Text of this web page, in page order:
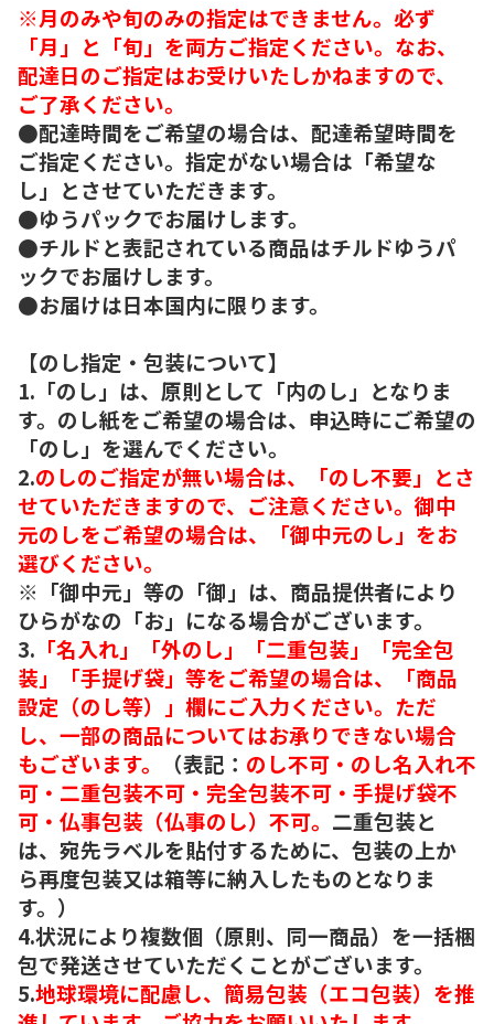
※月のみや旬のみの指定はできません。必ず
「月」と「旬」を両方ご指定ください。なお、
配達日のご指定はお受けいたしかねますので、
ご了承ください。
●配達時間をご希望の場合は、配達希望時間を
ご指定ください。指定がない場合は「希望な
し」とさせていただきます。
●ゆうパックでお届けします。
●チルドと表記されている商品はチルドゆうパ
ックでお届けします。
●お届けは日本国内に限ります。
【のし指定・包装について】
1.「のし」は、原則として「内のし」となりま
す。のし紙をご希望の場合は、申込時にご希望の
「のし」を選んでください。
2.のしのご指定が無い場合は、「のし不要」とさ
せていただきますので、ご注意ください。御中
元のしをご希望の場合は、「御中元のし」をお
選びください。
※「御中元」等の「御」は、商品提供者により
ひらがなの「お」になる場合がございます。
3. 「名入れ」「外のし」「二重包装」「完全包
装」「手提げ袋」等をご希望の場合は、「商品
設定（のし等）」欄にご入力ください。ただ
し、一部の商品についてはお承りできない場合
もございます。
（表記： のし不可・のし名入れ不
可・二重包装不可・完全包装不可・手提げ袋不
可・仏事包装（仏事のし）不可。 二重包装と
は、宛先ラベルを貼付するために、包装の上か
ら再度包装又は箱等に納入したものとなりま
す。）
4.状況により複数個（原則、同一商品）を一括梱
包で発送させていただくことがございます。
5.地球環境に配慮し、簡易包装（エコ包装）を推